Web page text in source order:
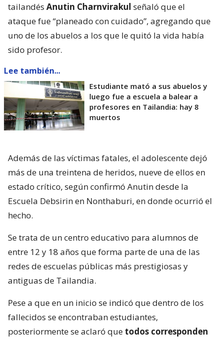
tailandés Anutin Charnvirakul señaló que el
ataque fue “planeado con cuidado”, agregando que
uno de los abuelos a los que le quitó la vida había
sido profesor.
Lee también...
Estudiante mató a sus abuelos y
luego fue a escuela a balear a
profesores en Tailandia: hay 8
muertos
Además de las víctimas fatales, el adolescente dejó
más de una treintena de heridos, nueve de ellos en
estado crítico, según confirmó Anutin desde la
Escuela Debsirin en Nonthaburi, en donde ocurrió el
hecho.
Se trata de un centro educativo para alumnos de
entre 12 y 18 años que forma parte de una de las
redes de escuelas públicas más prestigiosas y
antiguas de Tailandia.
Pese a que en un inicio se indicó que dentro de los
fallecidos se encontraban estudiantes,
posteriormente se aclaró que todos corresponden